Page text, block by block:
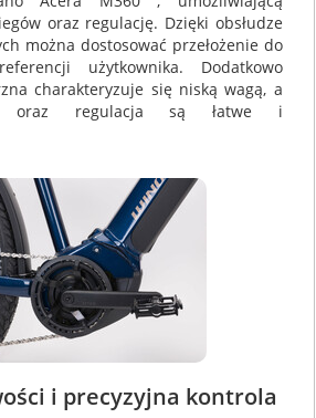
oraz regulację. Dzięki obsłudze
można dostosować przełożenie do
użytkownika. Dodatkowo
charakteryzuje się niską wagą, a
oraz regulacja są łatwe i
i precyzyjna kontrola